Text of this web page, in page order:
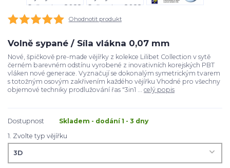
Ohodnotit produkt
Volně sypané / Síla vlákna 0,07 mm
Nové, špičkově pre-made vějířky z kolekce Lilibet Collection v sytě
černém barevném odstínu vyrobené z inovativních korejských PBT
vláken nové generace. Vyznačují se dokonalým symetrickým tvarem
s totožným osovým zakřivením každého vějířku Vhodné pro všechny
objemové techniky prodlužování řas "3in1 ... celý popis
Dostupnost
Skladem - dodání 1 - 3 dny
1. Zvolte typ vějířku